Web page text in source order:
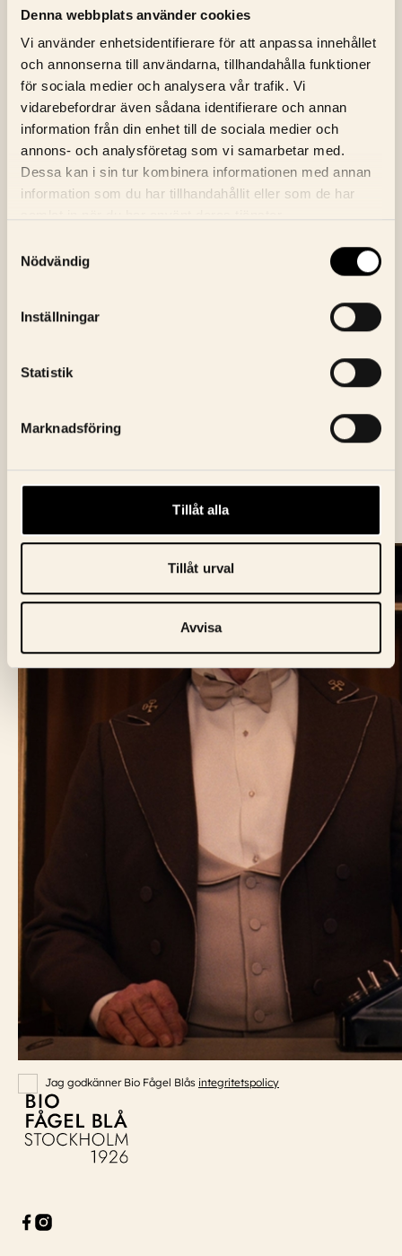
Denna webbplats använder cookies
Vi använder enhetsidentifierare för att anpassa innehållet
och annonserna till användarna, tillhandahålla funktioner
för sociala medier och analysera vår trafik. Vi
vidarebefordrar även sådana identifierare och annan
information från din enhet till de sociala medier och
annons- och analysföretag som vi samarbetar med.
Dessa kan i sin tur kombinera informationen med annan
information som du har tillhandahållit eller som de har
Nödvändig
Inställningar
Statistik
Marknadsföring
Tillåt alla
Tillåt urval
Avvisa
Söndag, 9 Augusti14:15
BIO FÅGEL BLÅ
Skeppargatan 60,
114 49 Stockholm
biljett@biofagelbla.se
Allmänt:
mail@biofagelbla.se
Event:
event@biofagelbla.se
ÖPPETTIDER
Biografen öppnar 30 min innan dagens första visning.
NYHETSBREV
E-Postaddress
Skicka
Jag godkänner Bio Fågel Blås integritetspolicy
Bio Fågel Blå
Facebook
Instagram